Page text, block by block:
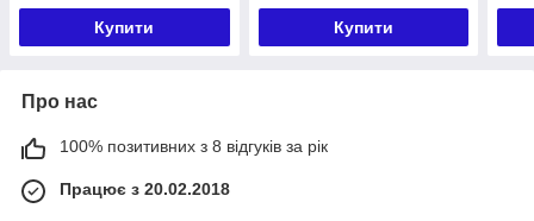
Купити Купити
Про нас
100% позитивних з 8 відгуків за рік
Працює з 20.02.2018